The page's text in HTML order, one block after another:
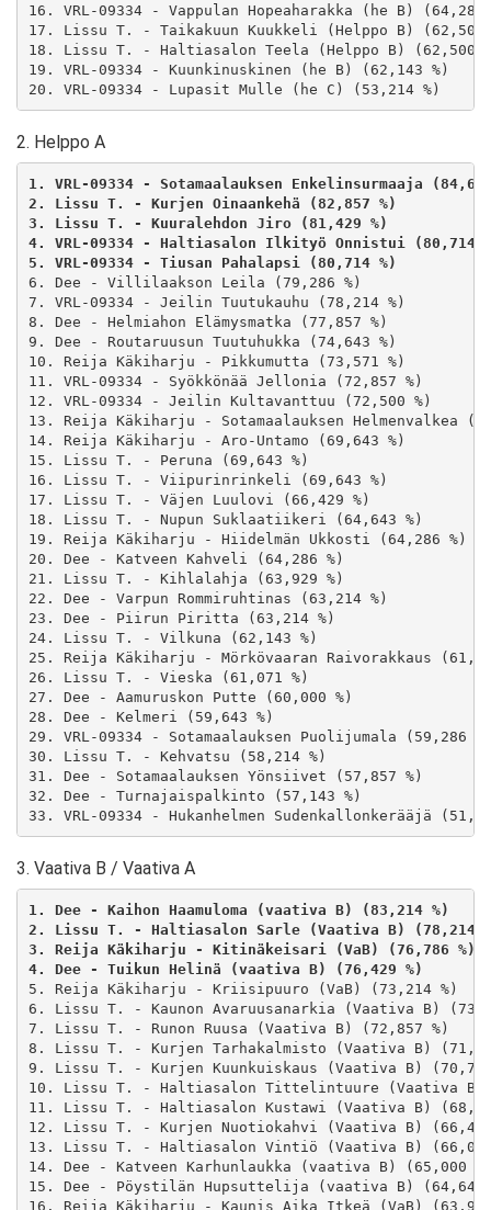
16. VRL-09334 - Vappulan Hopeaharakka (he B) (64,286
17. Lissu T. - Taikakuun Kuukkeli (Helppo B) (62,500
18. Lissu T. - Haltiasalon Teela (Helppo B) (62,500
19. VRL-09334 - Kuunkinuskinen (he B) (62,143 %)
20. VRL-09334 - Lupasit Mulle (he C) (53,214 %)
2. Helppo A
1. VRL-09334 - Sotamaalauksen Enkelinsurmaaja
2. Lissu T. - Kurjen Oinaankehä (82,857 %)
3. Lissu T. - Kuuralehdon Jiro (81,429 %)
4. VRL-09334 - Haltiasalon Ilkityö Onnistui (80,714
5. VRL-09334 - Tiusan Pahalapsi (80,714 %)
6. Dee - Villilaakson Leila (79,286 %)
7. VRL-09334 - Jeilin Tuutukauhu (78,214 %)
8. Dee - Helmiahon Elämysmatka (77,857 %)
9. Dee - Routaruusun Tuutuhukka (74,643 %)
10. Reija Käkiharju - Pikkumutta (73,571 %)
11. VRL-09334 - Syökkönää Jellonia (72,857 %)
12. VRL-09334 - Jeilin Kultavanttuu (72,500 %)
13. Reija Käkiharju - Sotamaalauksen Helmenvalkea
14. Reija Käkiharju - Aro-Untamo (69,643 %)
15. Lissu T. - Peruna (69,643 %)
16. Lissu T. - Viipurinrinkeli (69,643 %)
17. Lissu T. - Väjen Luulovi (66,429 %)
18. Lissu T. - Nupun Suklaatiikeri (64,643 %)
19. Reija Käkiharju - Hiidelmän Ukkosti (64,286 %)
20. Dee - Katveen Kahveli (64,286 %)
21. Lissu T. - Kihlalahja (63,929 %)
22. Dee - Varpun Rommiruhtinas (63,214 %)
23. Dee - Piirun Piritta (63,214 %)
24. Lissu T. - Vilkuna (62,143 %)
25. Reija Käkiharju - Mörkövaaran Raivorakkaus
26. Lissu T. - Vieska (61,071 %)
27. Dee - Aamuruskon Putte (60,000 %)
28. Dee - Kelmeri (59,643 %)
29. VRL-09334 - Sotamaalauksen Puolijumala (59,286
30. Lissu T. - Kehvatsu (58,214 %)
31. Dee - Sotamaalauksen Yönsiivet (57,857 %)
32. Dee - Turnajaispalkinto (57,143 %)
33. VRL-09334 - Hukanhelmen Sudenkallonkerääjä
3. Vaativa B / Vaativa A
1. Dee - Kaihon Haamuloma (vaativa B) (83,214 %)
2. Lissu T. - Haltiasalon Sarle (Vaativa B) (78,214
3. Reija Käkiharju - Kitinäkeisari (VaB) (76,786 %)
4. Dee - Tuikun Helinä (vaativa B) (76,429 %)
5. Reija Käkiharju - Kriisipuuro (VaB) (73,214 %)
6. Lissu T. - Kaunon Avaruusanarkia (Vaativa B)
7. Lissu T. - Runon Ruusa (Vaativa B) (72,857 %)
8. Lissu T. - Kurjen Tarhakalmisto (Vaativa B)
9. Lissu T. - Kurjen Kuunkuiskaus (Vaativa B)
10. Lissu T. - Haltiasalon Tittelintuure (Vaativa B)
11. Lissu T. - Haltiasalon Kustawi (Vaativa B)
12. Lissu T. - Kurjen Nuotiokahvi (Vaativa B)
13. Lissu T. - Haltiasalon Vintiö (Vaativa B)
14. Dee - Katveen Karhunlaukka (vaativa B) (65,000
15. Dee - Pöystilän Hupsuttelija (vaativa B) (64,643
16. Reija Käkiharju - Kaunis Aika Itkeä (VaB)